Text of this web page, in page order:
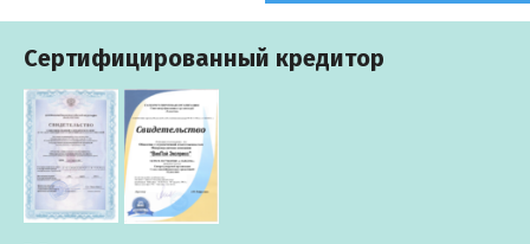
Сертифицированный кредитор